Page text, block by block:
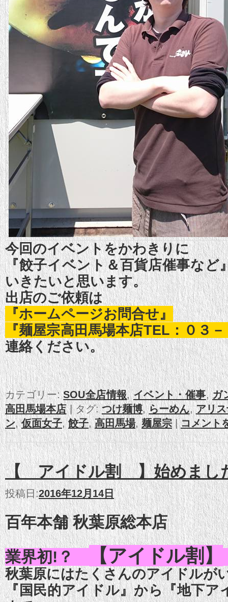
今回のイベントをかわきりに
『餃子イベント＆百貨店催事など
いきたいと思います。
出店のご依頼は
『ホームページお問合せ』
『麺屋宗高田馬場本店TEL：０３
連絡ください。
カテゴリー: SOU全店情報,イベント・催事,ガ
高田馬場本店 |タグ: つけ麺博,らーめん,アリ
ン,仮面女子,餃子,高田馬場,麺屋宗 |コメント
【 アイドル割 】始めまし
投稿日:2016年12月14日
百年本舗 秋葉原総本店
業界初!？
【アイドル割】
秋葉原にはたくさんのアイドルが
『国民的アイドル』から『地下ア